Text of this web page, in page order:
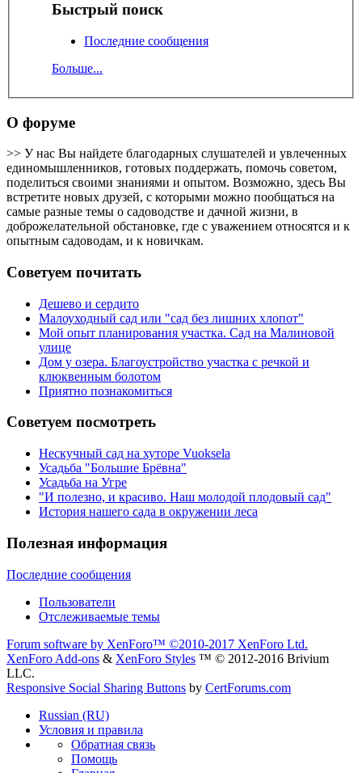
Быстрый поиск
Последние сообщения
Больше...
О форуме
>> У нас Вы найдете благодарных слушателей и увлеченных
единомышленников, готовых поддержать, помочь советом,
поделиться своими знаниями и опытом. Возможно, здесь Вы
встретите новых друзей, с которыми можно пообщаться на
самые разные темы о садоводстве и дачной жизни, в
доброжелательной обстановке, где с уважением относятся и к
опытным садоводам, и к новичкам.
Советуем почитать
Дешево и сердито
Малоуходный сад или "сад без лишних хлопот"
Мой опыт планирования участка. Сад на Малиновой
улице
Дом у озера. Благоустройство участка с речкой и
клюквенным болотом
Приятно познакомиться
Советуем посмотреть
Нескучный сад на хуторе Vuoksela
Усадьба "Большие Брёвна"
Усадьба на Угре
"И полезно, и красиво. Наш молодой плодовый сад"
История нашего сада в окружении леса
Полезная информация
Последние сообщения
Пользователи
Отслеживаемые темы
Forum software by XenForo™ ©2010-2017 XenForo Ltd.
XenForo Add-ons & XenForo Styles ™ © 2012-2016 Brivium
LLC.
Responsive Social Sharing Buttons by CertForums.com
Russian (RU)
Условия и правила
Обратная связь
Помощь